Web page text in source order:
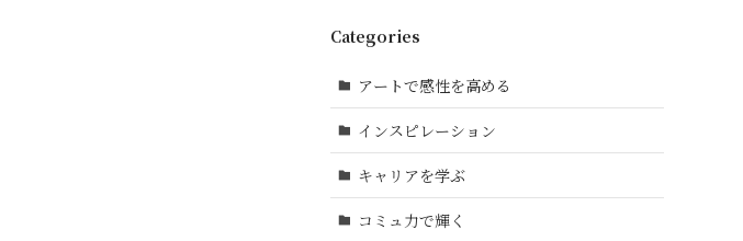
Categories
アートで感性を高める
インスピレーション
キャリアを学ぶ
コミュ力で輝く